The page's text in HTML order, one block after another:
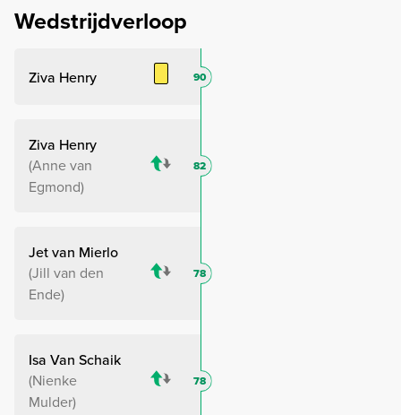
Wedstrijdverloop
Ziva Henry 90
Ziva Henry
Anne van
Egmond
82
Jet van Mierlo
Jill van den
Ende
78
Isa Van Schaik
Nienke
Mulder
78